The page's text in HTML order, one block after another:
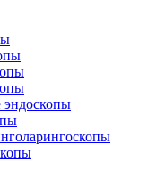
эндоскопы